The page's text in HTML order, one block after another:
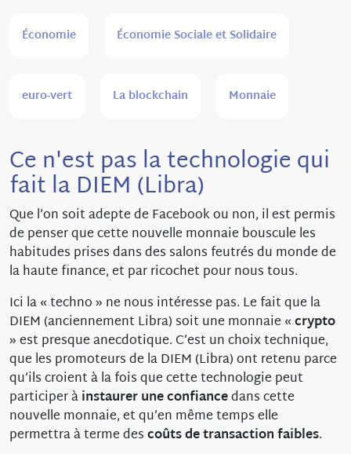
Économie Économie Sociale et Solidaire
euro-vert La blockchain Monnaie
Ce n'est pas la technologie qui
fait la DIEM (Libra)
Que l’on soit adepte de Facebook ou non, il est permis
de penser que cette nouvelle monnaie bouscule les
habitudes prises dans des salons feutrés du monde de
la haute finance, et par ricochet pour nous tous.
Ici la « techno » ne nous intéresse pas. Le fait que la
DIEM (anciennement Libra) soit une monnaie «crypto
» est presque anecdotique. C’est un choix technique,
que les promoteurs de la DIEM (Libra) ont retenu parce
qu’ils croient à la fois que cette technologie peut
participer àinstaurer une confiancedans cette
nouvelle monnaie, et qu’en même temps elle
permettra à terme descoûts de transaction faibles.